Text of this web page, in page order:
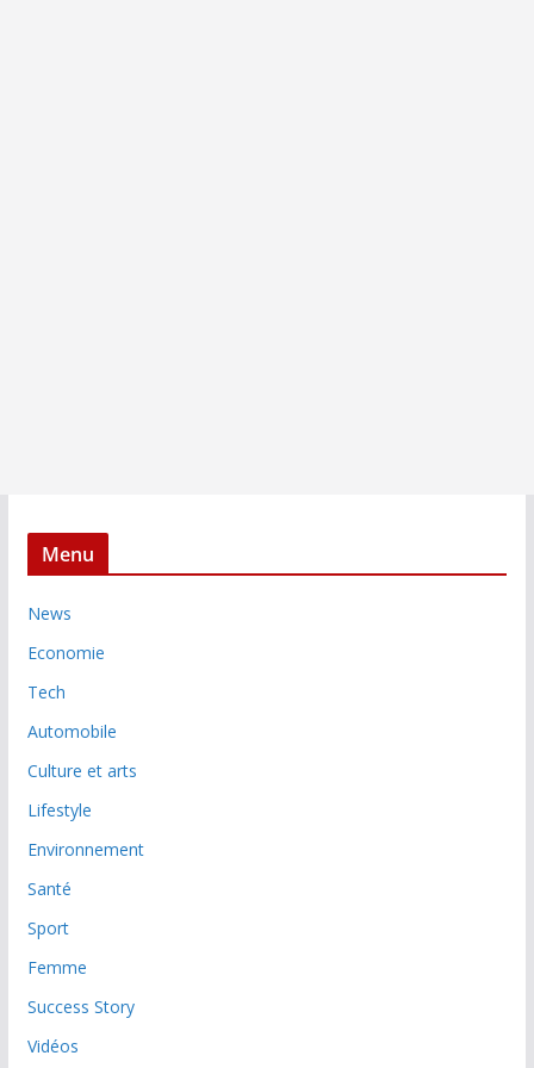
Menu
News
Economie
Tech
Automobile
Culture et arts
Lifestyle
Environnement
Santé
Sport
Femme
Success Story
Vidéos